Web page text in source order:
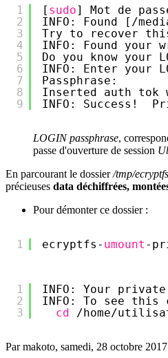
1
2
3
4
5
6
7
8
9
[ sudo] Mot de
INFO: Found [ /
Try to recover
INFO: Found your
Do you know your
INFO: Enter your
Passphrase:
Inserted auth tok
INFO: Success!
LOGIN passphrase,
passe d'ouverture de session
En parcourant le dossier/tmp/
précieuses data déchiffrées,
Pour démonter ce dossier :
1 ecryptfs- umount -
1
2
3
INFO: Your
INFO: To see this
cd
/home/
Par makoto, samedi, 28 octobre 2017